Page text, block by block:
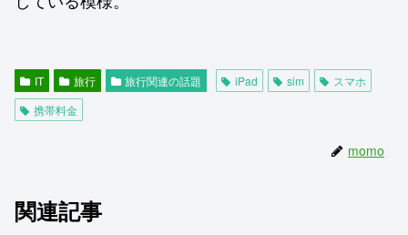
IT 旅行 旅行関連の話題 iPad sim
スマホ
携帯料金
momo
関連記事